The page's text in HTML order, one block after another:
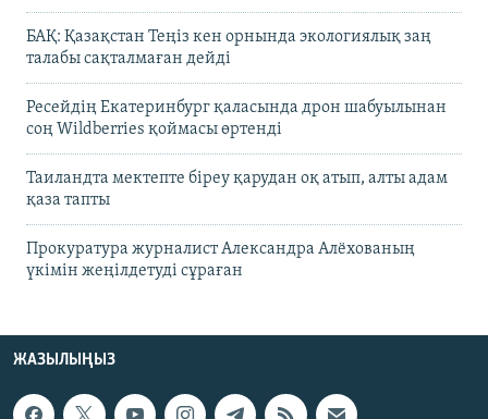
БАҚ: Қазақстан Теңіз кен орнында экологиялық заң
талабы сақталмаған дейді
Ресейдің Екатеринбург қаласында дрон шабуылынан
соң Wildberries қоймасы өртенді
Таиландта мектепте біреу қарудан оқ атып, алты адам
қаза тапты
Прокуратура журналист Александра Алёхованың
үкімін жеңілдетуді сұраған
ЖАЗЫЛЫҢЫЗ